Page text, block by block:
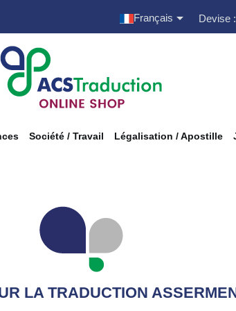
Français Devise :
Société / Travail Légalisation / Apostille
LA TRADUCTION